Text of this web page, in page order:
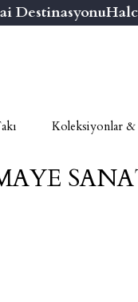
Koleksiyonlar &